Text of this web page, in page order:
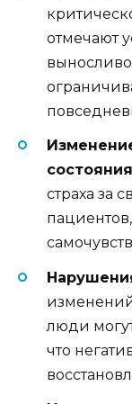
отмечают
страха за
люди
что